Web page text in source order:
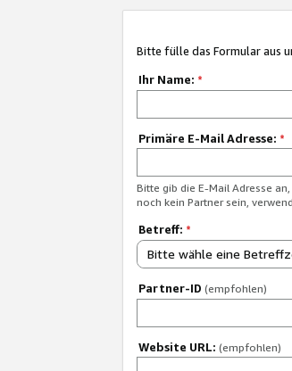
Bitte fülle das Formular aus
Ihr Name: *
Primäre E-Mail Adresse: *
Bitte gib die E-Mail Adresse
noch kein Partner sein,
Betreff: *
Bitte wähle eine
Partner-ID (empfohlen)
Website URL: (empfohlen)